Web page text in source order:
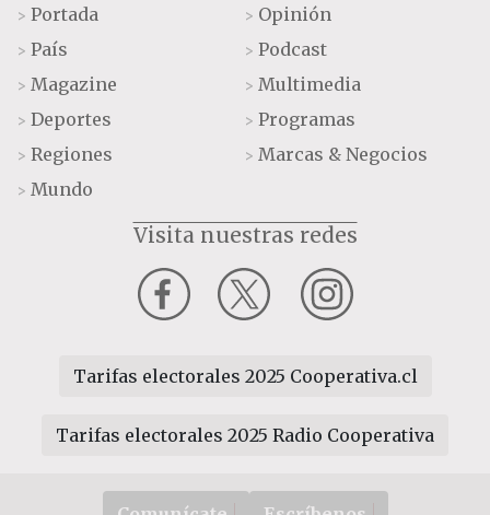
> Portada
> País
> Magazine
> Deportes
> Regiones
> Mundo
> Opinión
> Podcast
> Multimedia
> Programas
> Marcas & Negocios
Visita nuestras redes
Tarifas electorales 2025 Cooperativa.cl
Tarifas electorales 2025 Radio Cooperativa